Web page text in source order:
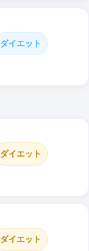
ダイエット
ダイエット
ダイエット